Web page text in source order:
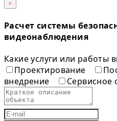
×
Расчет системы
видеонаблюдения
Какие услуги или работы
Проектирование
внедрение
Сервисное